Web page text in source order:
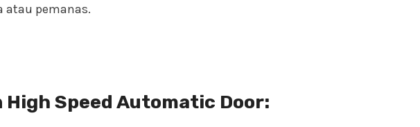
atau pemanas.
High Speed Automatic Door: